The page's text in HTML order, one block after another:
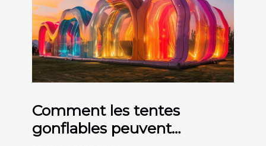
Comment les tentes
gonflables peuvent